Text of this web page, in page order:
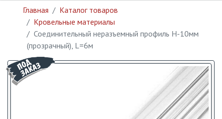
Главная
Каталог товаров
Кровельные материалы
Соединительный неразъемный профиль Н-10мм
(прозрачный), L=6м